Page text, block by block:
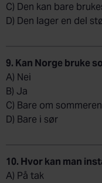
C) Den kan bare
D) Den lager en del
9. Kan Norge bruke
A) Nei
B) Ja
C) Bare om sommeren
D) Bare i sør
10. Hvor kan man
A) På tak